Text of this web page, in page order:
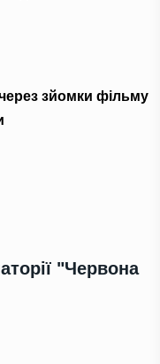
зйомки фільму
"Червона